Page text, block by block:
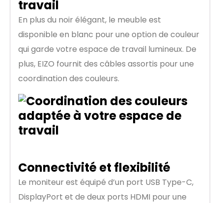
travail
En plus du noir élégant, le meuble est
disponible en blanc pour une option de couleur
qui garde votre espace de travail lumineux. De
plus, EIZO fournit des câbles assortis pour une
coordination des couleurs.
Connectivité et flexibilité
Le moniteur est équipé d’un port USB Type-C,
DisplayPort et de deux ports HDMI pour une